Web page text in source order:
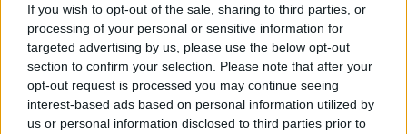
If you wish to opt-out of the sale, sharing to third parties, or
processing of your personal or sensitive information for
targeted advertising by us, please use the below opt-out
section to confirm your selection. Please note that after your
opt-out request is processed you may continue seeing
interest-based ads based on personal information utilized by
us or personal information disclosed to third parties prior to